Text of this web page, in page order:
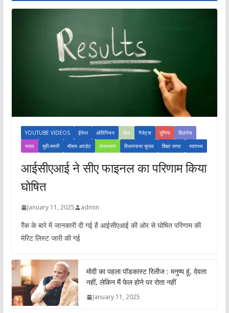
YOUTUBE VIDEOS ईपेपर ओपिनियन खेल गैजेट्स दुनिया
बिज़नेस
भारत
मूवी-मस्ती मौसम अपडेट राजस्थान विधानसभा चुनाव शिक्षा जगत स्वास्थ्य
आईसीएआई ने सीए फाइनल का परिणाम किया
घोषित
January 11, 2025 admin
रैंक के बारे में जानकारी दी गई है आईसीएआई की ओर से घोषित परिणाम की
मेरिट लिस्ट जारी की गई
मोदी का पहला पॉडकास्ट रिलीज : मनुष्य हूं, देवता
नहीं, लेकिन मैं फेल होने पर रोता नहीं
January 11, 2025